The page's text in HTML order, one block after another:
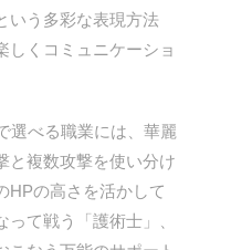
いう多彩な表現方法
しくコミュニケーショ
べる職業には、華麗
と複数攻撃を使い分け
HPの高さを活かして
て戦う「護術士」、